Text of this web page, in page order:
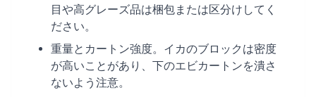
目や高グレーズ品は梱包または区分けしてく
ださい。
重量とカートン強度。イカのブロックは密度
が高いことがあり、下のエビカートンを潰さ
ないよう注意。